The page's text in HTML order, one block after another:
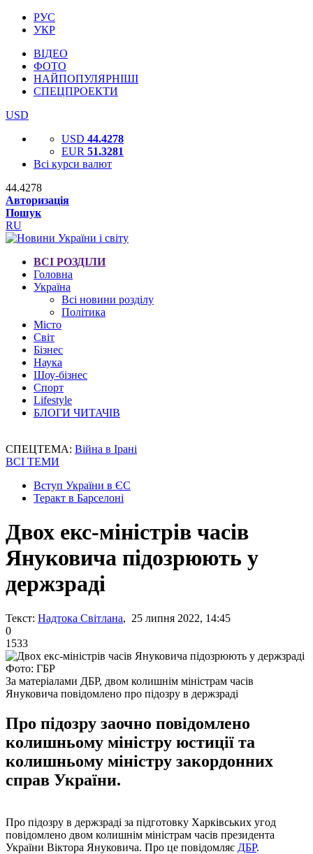
РУС
УКР
ВІДЕО
ФОТО
НАЙПОПУЛЯРНІШІ
СПЕЦПРОЕКТИ
USD
USD 44.4278
EUR 51.3281
Всі курси валют
44.4278
Авторизація
Пошук
RU
ВСІ РОЗДІЛИ
Головна
Україна
Всі новини розділу
Політика
Місто
Світ
Бізнес
Наука
Шоу-бізнес
Спорт
Lifestyle
БЛОГИ ЧИТАЧІВ
СПЕЦТЕМА: Війна в Ірані
ВСІ ТЕМИ
Вступ України в ЄС
Теракт в Барселоні
Двох екс-міністрів часів
Януковича підозрюють у
держзраді
Текст: Надтока Світлана, 25 липня 2022, 14:45
0
1533
Фото: ГБР
За матеріалами ДБР, двом колишнім міністрам часів
Януковича повідомлено про підозру в держзраді
Про підозру заочно повідомлено
колишньому міністру юстиції та
колишньому міністру закордонних
справ України.
Про підозру в держзраді за підготовку Харківських угод
повідомлено двом колишнім міністрам часів президента
України Віктора Януковича. Про це повідомляє ДБР.